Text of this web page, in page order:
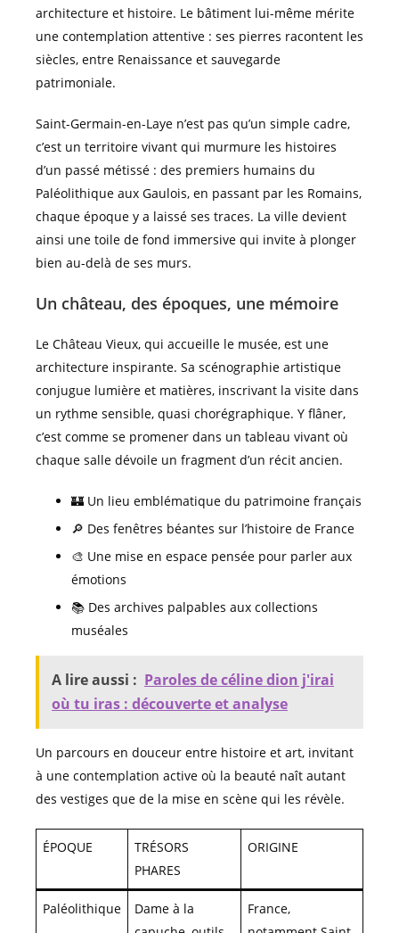
architecture et histoire. Le bâtiment lui-même mérite
une contemplation attentive : ses pierres racontent les
siècles, entre Renaissance et sauvegarde
patrimoniale.
Saint-Germain-en-Laye n’est pas qu’un simple cadre,
c’est un territoire vivant qui murmure les histoires
d’un passé métissé : des premiers humains du
Paléolithique aux Gaulois, en passant par les Romains,
chaque époque y a laissé ses traces. La ville devient
ainsi une toile de fond immersive qui invite à plonger
bien au-delà de ses murs.
Un château, des époques, une mémoire
Le Château Vieux, qui accueille le musée, est une
architecture inspirante. Sa scénographie artistique
conjugue lumière et matières, inscrivant la visite dans
un rythme sensible, quasi chorégraphique. Y flâner,
c’est comme se promener dans un tableau vivant où
chaque salle dévoile un fragment d’un récit ancien.
🏰 Un lieu emblématique du patrimoine français
🔎 Des fenêtres béantes sur l’histoire de France
🎨 Une mise en espace pensée pour parler aux
émotions
📚 Des archives palpables aux collections
muséales
A lire aussi : Paroles de céline dion j'irai
où tu iras : découverte et analyse
Un parcours en douceur entre histoire et art, invitant
à une contemplation active où la beauté naît autant
des vestiges que de la mise en scène qui les révèle.
ÉPOQUE
TRÉSORS
PHARES
ORIGINE
Paléolithique
Dame à la
France,